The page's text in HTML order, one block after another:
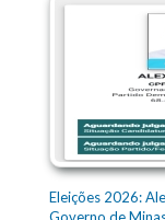
Eleições 2026:
Governo de